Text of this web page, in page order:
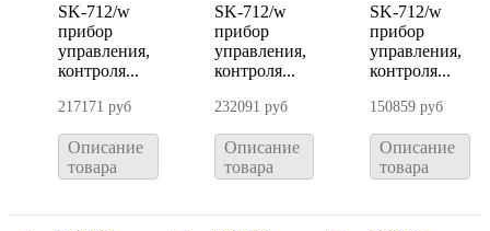
SK-712/w
прибор
управления,
контроля...
217171 руб
Описание
товара
SK-712/w
прибор
управления,
контроля...
232091 руб
Описание
товара
SK-712/w
прибор
управления,
контроля...
150859 руб
Описание
товара